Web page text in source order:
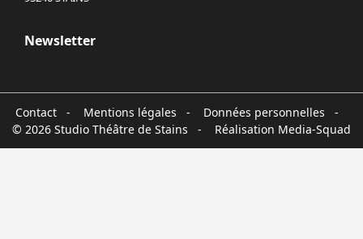
Newsletter
Contact- Mentions légales - Données personnelles -
© 2026 Studio Théâtre de Stains - Réalisation Media-Squad